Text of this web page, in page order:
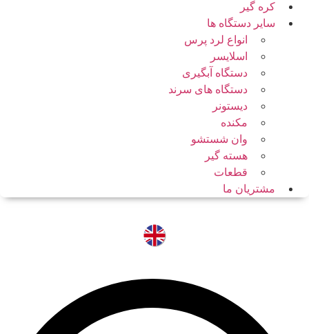
کره گیر
سایر دستگاه ها
انواع لرد پرس
اسلایسر
دستگاه آبگیری
دستگاه های سرند
دیستونر
مکنده
وان شستشو
هسته گیر
قطعات
مشتریان ما